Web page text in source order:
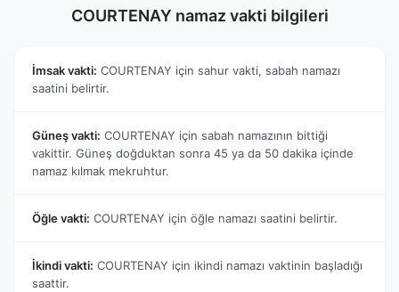
COURTENAY namaz vakti bilgileri
İmsak vakti: COURTENAY için sahur vakti, sabah namazı
saatini belirtir.
Güneş vakti: COURTENAY için sabah namazının bittiği
vakittir. Güneş doğduktan sonra 45 ya da 50 dakika içinde
namaz kılmak mekruhtur.
Öğle vakti: COURTENAY için öğle namazı saatini belirtir.
İkindi vakti: COURTENAY için ikindi namazı vaktinin başladığı
saattir.